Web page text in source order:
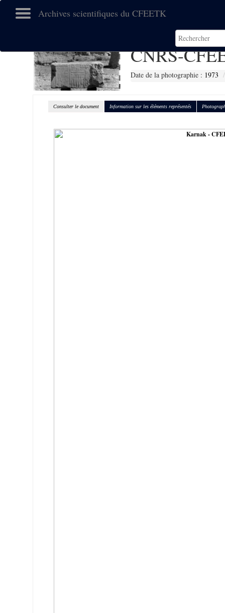
Archives scientifiques du CFEETK
CNRS-
Date de la photographie : 1973
Consulter le document Information sur les éléments représentés